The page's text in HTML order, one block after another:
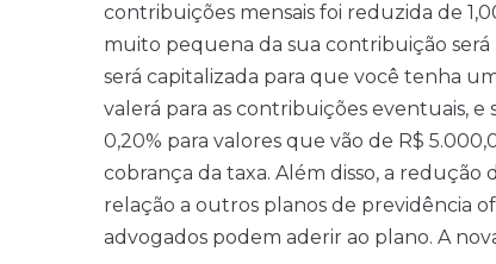
contribuições mensais foi reduzida de
muito pequena da sua contribuição
será capitalizada para que você tenha
valerá para as contribuições eventuais, e
0,20% para valores que vão de R$
cobrança da taxa. Além disso, a redução
relação a outros planos de previdência
advogados podem aderir ao plano. A